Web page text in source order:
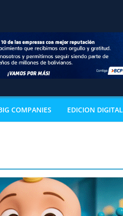
COMPANIES EDICION DIGITAL